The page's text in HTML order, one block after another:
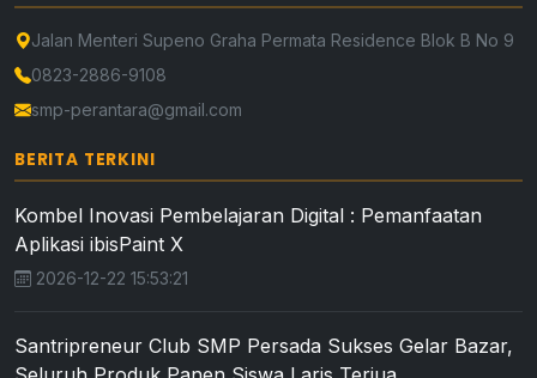
Jalan Menteri Supeno Graha Permata Residence Blok B No 9
0823-2886-9108
smp-perantara@gmail.com
BERITA TERKINI
Kombel Inovasi Pembelajaran Digital : Pemanfaatan
Aplikasi ibisPaint X
2026-12-22 15:53:21
Santripreneur Club SMP Persada Sukses Gelar Bazar,